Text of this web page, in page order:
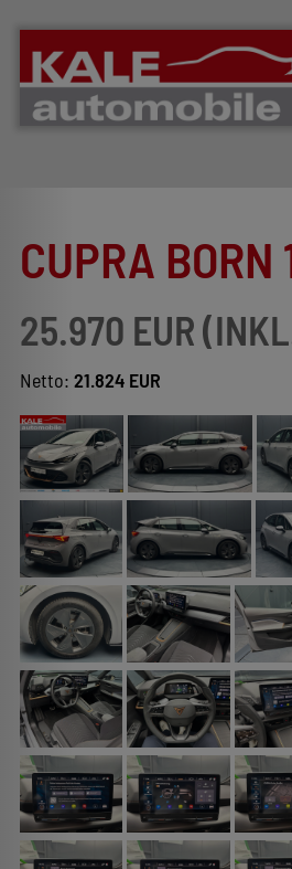
CUPRA
25.970 EUR
Netto: 21.824 EUR